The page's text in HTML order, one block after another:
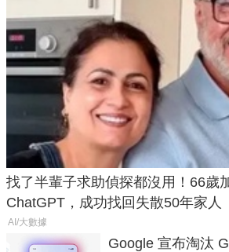
找了半輩子求助偵探都沒用！66歲
ChatGPT，成功找回失散50年家人
AI/大數據
Google 宣布淘汰